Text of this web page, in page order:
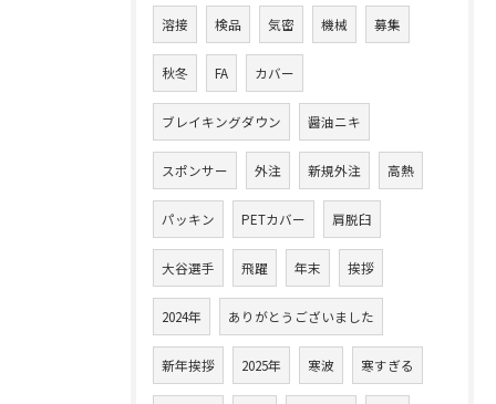
溶接 検品 気密 機械 募集
秋冬 FA カバー
ブレイキングダウン 醤油ニキ
スポンサー 外注 新規外注 高熱
パッキン PETカバー 肩脱臼
大谷選手 飛躍 年末 挨拶
2024年 ありがとうございました
新年挨拶 2025年 寒波 寒すぎる